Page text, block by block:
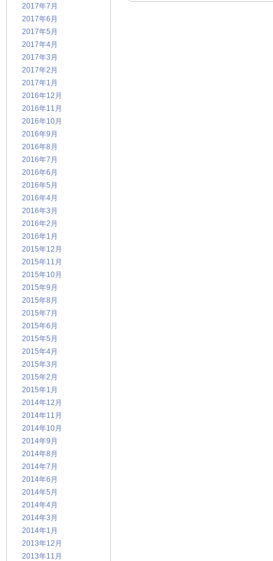
2017年7月
2017年6月
2017年5月
2017年4月
2017年3月
2017年2月
2017年1月
2016年12月
2016年11月
2016年10月
2016年9月
2016年8月
2016年7月
2016年6月
2016年5月
2016年4月
2016年3月
2016年2月
2016年1月
2015年12月
2015年11月
2015年10月
2015年9月
2015年8月
2015年7月
2015年6月
2015年5月
2015年4月
2015年3月
2015年2月
2015年1月
2014年12月
2014年11月
2014年10月
2014年9月
2014年8月
2014年7月
2014年6月
2014年5月
2014年4月
2014年3月
2014年1月
2013年12月
2013年11月